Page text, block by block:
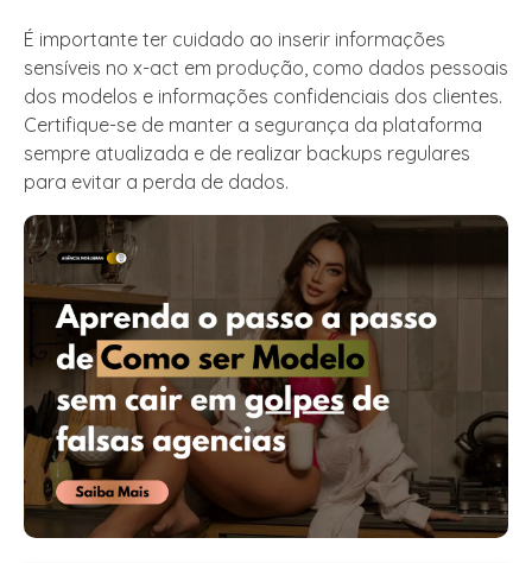
É importante ter cuidado ao inserir informações
sensíveis no x-act em produção, como dados pessoais
dos modelos e informações confidenciais dos clientes.
Certifique-se de manter a segurança da plataforma
sempre atualizada e de realizar backups regulares
para evitar a perda de dados.